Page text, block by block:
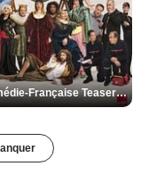
De la Comédie-Française Teaser VF